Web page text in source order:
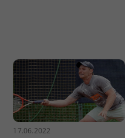
17.06.2022